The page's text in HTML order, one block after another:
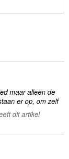
maar alleen de
er op, om zelf
dit artikel